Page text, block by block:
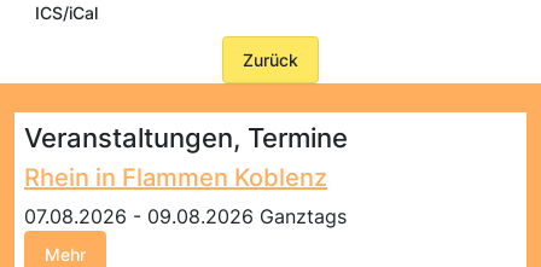
ICS/iCal
Zurück
Veranstaltungen, Termine
Rhein in Flammen Koblenz
07.08.2026 - 09.08.2026 Ganztags
Mehr